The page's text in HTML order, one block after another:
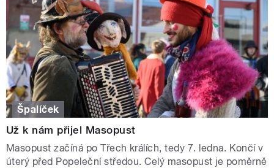
Špalíček
Už k nám přijel Masopust
Masopust začíná po Třech králích, tedy 7. ledna. Končí v
úterý před Popeleční středou. Celý masopust je poměrně